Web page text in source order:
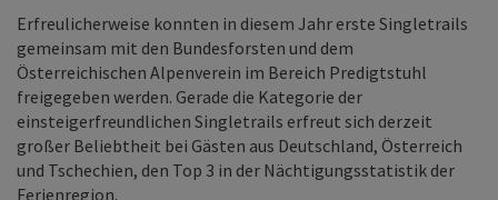
Erfreulicherweise konnten in diesem Jahr erste Singletrails
gemeinsam mit den Bundesforsten und dem
Österreichischen Alpenverein im Bereich Predigtstuhl
freigegeben werden. Gerade die Kategorie der
einsteigerfreundlichen Singletrails erfreut sich derzeit
großer Beliebtheit bei Gästen aus Deutschland, Österreich
und Tschechien, den Top 3 in der Nächtigungsstatistik der
Ferienregion.